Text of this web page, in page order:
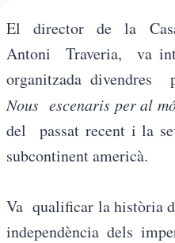
El director de la
Antoni Traveria, va
organitzada
Nous escenaris per al
del passat recent i la
subcontinent americà.
Va qualificar la història
independència dels